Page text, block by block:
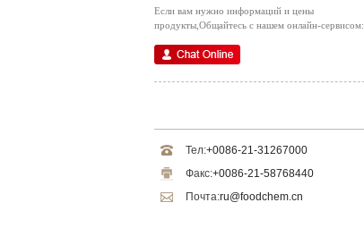
Если вам нужно информаций и цены
продукты,Общайтесь с нашем онлайн-сервисом:
Тел:+0086-21-31267000
Факс:+0086-21-58768440
Почта:ru@foodchem.cn